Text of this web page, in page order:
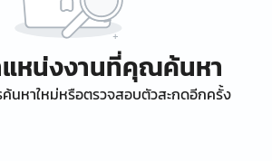
หน่งงานที่คุณค้นหา
นหาใหม่หรือตรวจสอบตัวสะกดอีกครั้ง